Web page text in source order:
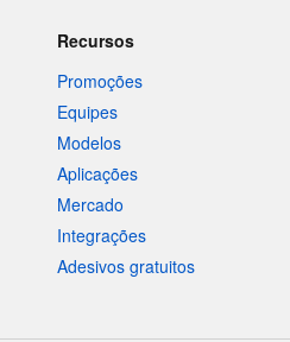
Recursos
Promoções
Equipes
Modelos
Aplicações
Mercado
Integrações
Adesivos gratuitos